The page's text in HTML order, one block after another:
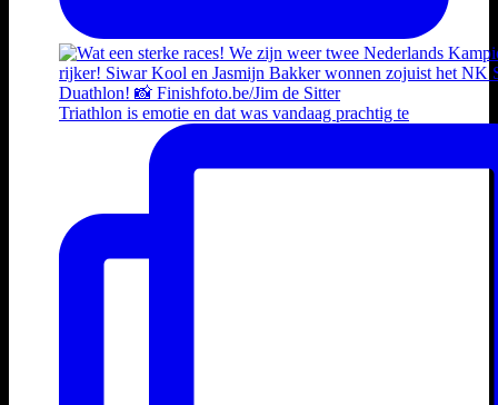
Triathlon is emotie en dat was vandaag prachtig te